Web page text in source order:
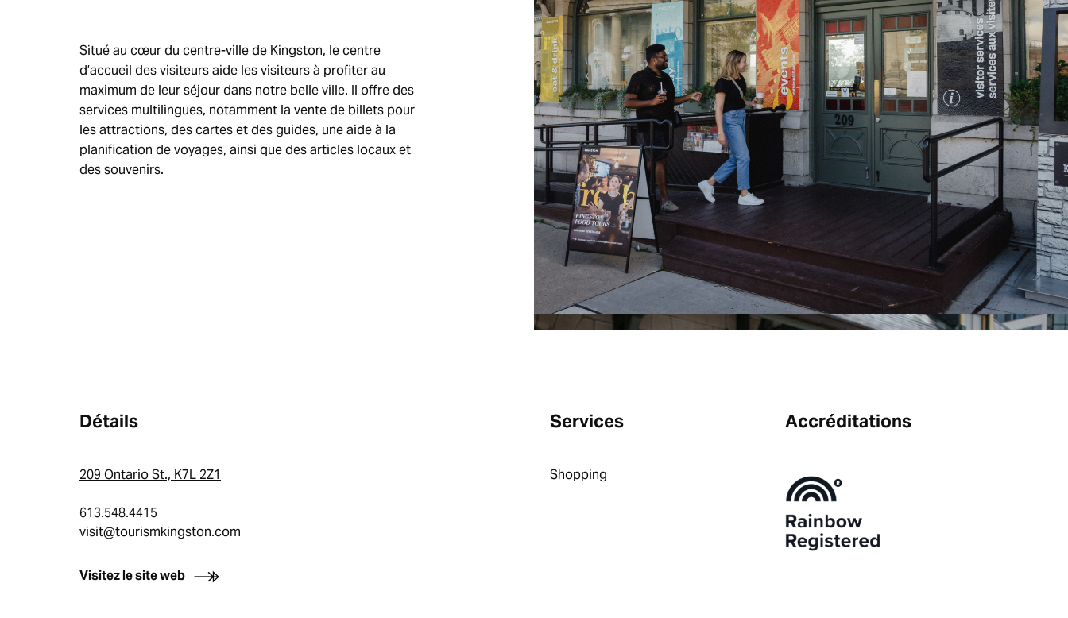
Situé au cœur du centre-ville de Kingston, le centre
d’accueil des visiteurs aide les visiteurs à profiter au
maximum de leur séjour dans notre belle ville. Il offre des
services multilingues, notamment la vente de billets pour
les attractions, des cartes et des guides, une aide à la
planification de voyages, ainsi que des articles locaux et
des souvenirs.
Détails
209 Ontario St., K7L 2Z1
613.548.4415
visit@tourismkingston.com
Visitez le site web
Services
Shopping
Accréditations